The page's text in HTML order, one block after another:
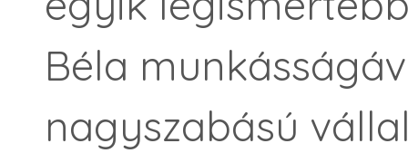
Béla
nagyszabású